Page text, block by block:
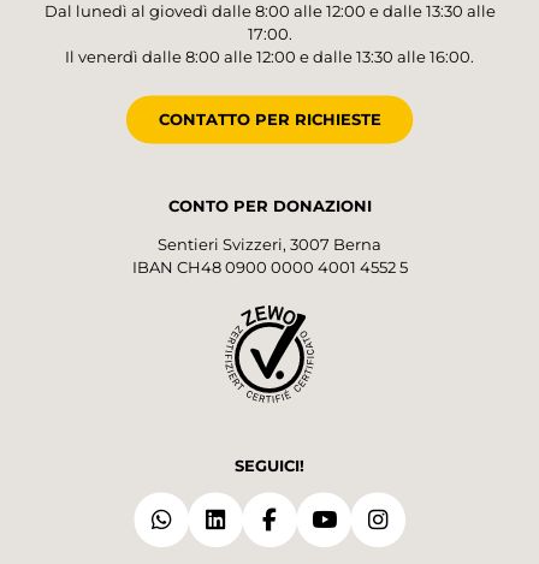
Dal lunedì al giovedì dalle 8:00 alle 12:00 e dalle 13:30 alle
17:00.
Il venerdì dalle 8:00 alle 12:00 e dalle 13:30 alle 16:00.
CONTATTO PER RICHIESTE
CONTO PER DONAZIONI
Sentieri Svizzeri, 3007 Berna
IBAN CH48 0900 0000 4001 4552 5
SEGUICI!